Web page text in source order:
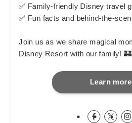
✅ Family-friendly Disney travel
✅ Fun facts and behind-the-
Join us as we share magical
Disney Resort with our family!
Learn more